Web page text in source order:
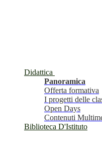
Didattica
Panoramica
Offerta formativa
I progetti delle
Open Days
Contenuti
Biblioteca D'Istituto